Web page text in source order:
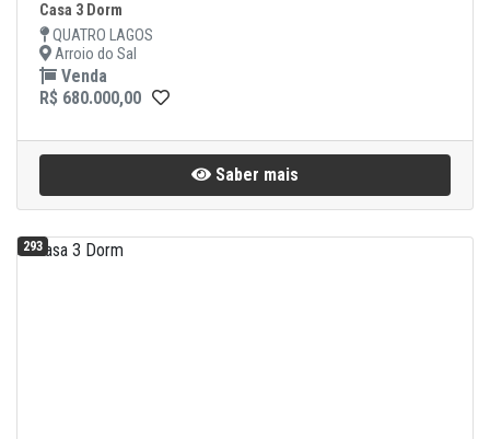
Casa 3 Dorm
QUATRO LAGOS
Arroio do Sal
Venda
R$ 680.000,00
Saber mais
293